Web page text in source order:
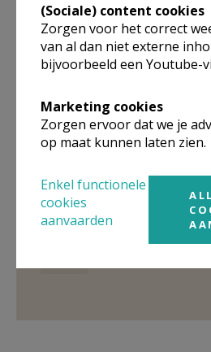
Gepubliceerd door
Meer
(Sociale) content cookies
Zorgen voor het correct
van al dan niet externe
bijvoorbeeld een Youtube-
Marketing cookies
Zorgen ervoor dat we je
op maat kunnen laten zien.
Enkel functionele
cookies
aanvaarden